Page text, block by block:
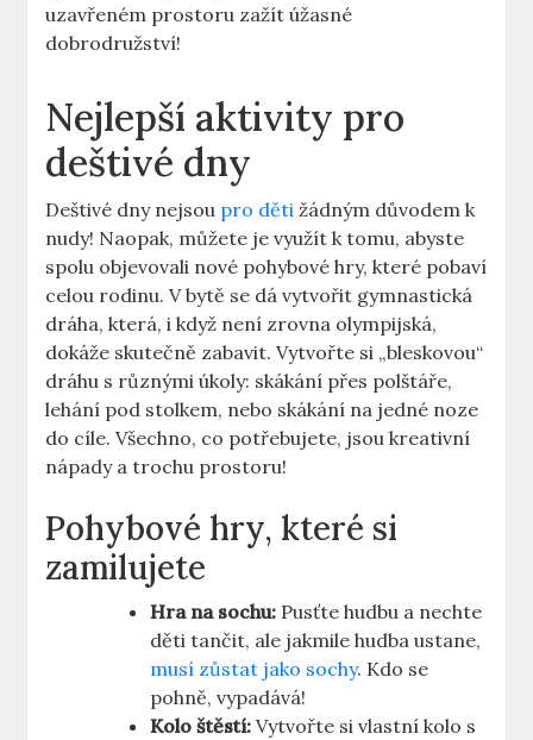
uzavřeném prostoru zažít úžasné
dobrodružství!
Nejlepší aktivity pro
deštivé dny
Deštivé dny nejsou pro děti žádným důvodem k
nudy! Naopak, můžete je využít k tomu, abyste
spolu objevovali nové pohybové hry, které pobaví
celou rodinu. V bytě se dá vytvořit gymnastická
dráha, která, i když není zrovna olympijská,
dokáže skutečně zabavit. Vytvořte si „bleskovou“
dráhu s různými úkoly: skákání přes polštáře,
lehání pod stolkem, nebo skákání na jedné noze
do cíle. Všechno, co potřebujete, jsou kreativní
nápady a trochu prostoru!
Pohybové hry, které si
zamilujete
Hra na sochu: Pusťte hudbu a nechte
děti tančit, ale jakmile hudba ustane,
musí zůstat jako sochy. Kdo se
pohně, vypadává!
Kolo štěstí: Vytvořte si vlastní kolo s